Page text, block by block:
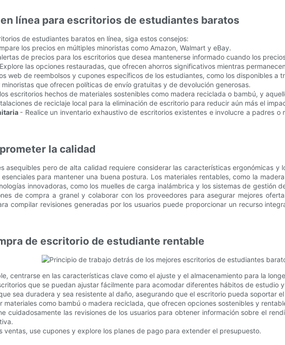
línea para escritorios de estudiantes baratos
de estudiantes baratos en línea, siga estos consejos:
los precios en múltiples minoristas como Amazon, Walmart y eBay.
de precios para los escritorios que desea mantenerse informado cuando los
las opciones restauradas, que ofrecen ahorros significativos mientras
web de reembolsos y cupones específicos de los estudiantes, como los disponibles a
que ofrecen políticas de envío gratuitas y de devolución generosas.
escritorios hechos de materiales sostenibles como madera reciclada o bambú, y
de reciclaje local para la eliminación de escritorio para reducir aún más el
- Realice un inventario exhaustivo de escritorios existentes e involucre a padres
la calidad
asequibles pero de alta calidad requiere considerar las características ergonómicas
para mantener una buena postura. Los materiales rentables, como la
innovadoras, como los muelles de carga inalámbrica y los sistemas de gestión
de compra a granel y colaborar con los proveedores para asegurar mejores
compilar revisiones generadas por los usuarios puede proporcionar un recurso
de escritorio de estudiante rentable
centrarse en las características clave como el ajuste y el almacenamiento para la
que se puedan ajustar fácilmente para acomodar diferentes hábitos de estudio
sea duradera y sea resistente al daño, asegurando que el escritorio pueda soportar
materiales como bambú o madera reciclada, que ofrecen opciones sostenibles y
cuidadosamente las revisiones de los usuarios para obtener información sobre el
ventas, use cupones y explore los planes de pago para extender el presupuesto.